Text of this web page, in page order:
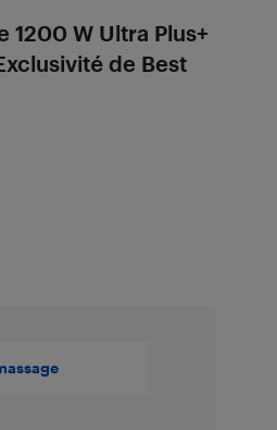
W Ultra Plus+
de Best